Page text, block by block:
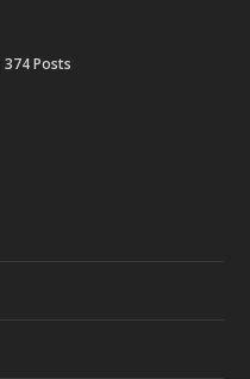
374 Posts